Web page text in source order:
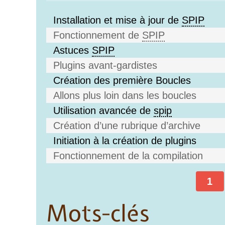
Installation et mise à jour de SPIP
Fonctionnement de SPIP
Astuces SPIP
Plugins avant-gardistes
Création des première Boucles
Allons plus loin dans les boucles
Utilisation avancée de spip
Création d’une rubrique d’archive
Initiation à la création de plugins
Fonctionnement de la compilation
1
Mots-clés